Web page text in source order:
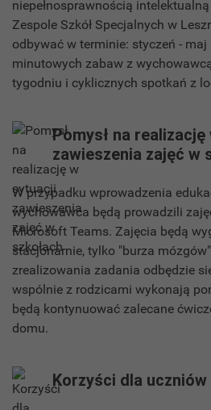
niepełnosprawnością
Zespole Szkół Specjalnych w
odbywać w terminie: styczeń -
minutowych zabaw z
tygodniu i cyklicznych spotkań z
Pomysł na
zawieszenia zajęć w
W przypadku wprowadzenia
wychowawca będą prowadzili
Microsoft Teams. Zajęcia będą
stacjonarnie, tylko "burza
zrealizowania zadania odbędzie
wspólnie z rodzicami wykonają
będą kontynuować zalecane
domu.
Korzyści dla uczniów